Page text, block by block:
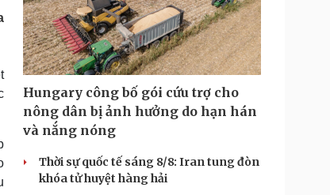
tin doanh nghiệp
nghiệp 24h
nhân
đồng
Sành điệu
Tin Công nghệ
Trải nghiệm
Chuyển đổi số
Podcast
Câu chuyện thời sự
Cửa sổ tình yêu
Kể chuyện cho bé
Hạt giống tâm hồn
Hungary công bố gói cứu trợ cho
nông dân bị ảnh hưởng do hạn hán
và nắng nóng
Thời sự quốc tế sáng 8/8: Iran tung đòn
khóa tử huyệt hàng hải